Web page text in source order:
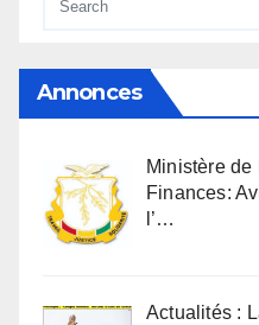
Annonces
Ministère de
Finances:
l’…
Actualités :